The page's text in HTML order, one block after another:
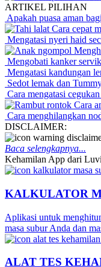
ARTIKEL PILIHAN
Apakah puasa aman
Cara cepat
Mengatasi nyeri haid
Mengobati kanker
Mengatasi kandungan
Sedot lemak dan
Cara mengatasi
Cara
Cara menghilangkan
DISCLAIMER:
Baca selengkapnya...
Kehamilan App dari
KALKULATOR
Aplikasi untuk
masa subur Anda dan
ALAT TES